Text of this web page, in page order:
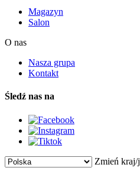
Magazyn
Salon
O nas
Nasza grupa
Kontakt
Śledź nas na
Zmień kraj/